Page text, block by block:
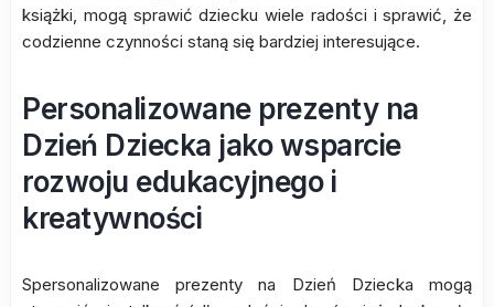
książki, mogą sprawić dziecku wiele radości i sprawić, że
codzienne czynności staną się bardziej interesujące.
Personalizowane prezenty na
Dzień Dziecka jako wsparcie
rozwoju edukacyjnego i
kreatywności
Spersonalizowane prezenty na Dzień Dziecka mogą